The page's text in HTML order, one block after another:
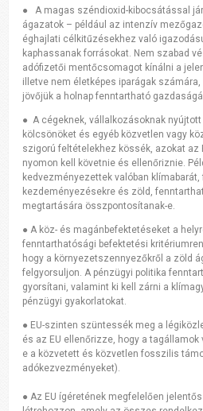
● A magas széndioxid-kibocsátással
ágazatok – például az intenzív
éghajlati célkitűzésekhez való
kaphassanak forrásokat. Nem szabad
adófizetői mentőcsomagot kínálni a
illetve nem életképes iparágak
jövőjük a holnap fenntartható
● A cégeknek, vállalkozásoknak
kölcsönöket és egyéb közvetlen vagy
szigorú feltételekhez kössék, azokat az
nyomon kell követnie és ellenőriznie.
kedvezményezettek valóban
kezdeményezésekre és zöld,
megtartására összpontosítanak-e.
● A köz- és magánbefektetéseket a
fenntarthatósági befektetési
hogy a környezetszennyezőkről a zöld
felgyorsuljon. A pénzügyi politika
gyorsítani, valamint ki kell zárni a
pénzügyi gyakorlatokat.
● EU-szinten szüntessék meg a
és az EU ellenőrizze, hogy a
e a közvetett és közvetlen fosszilis
adókezvezményeket).
● Az EU ígéretének megfelelően